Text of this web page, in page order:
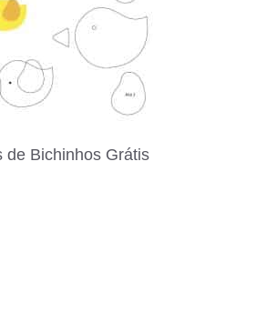
de Bichinhos Grátis